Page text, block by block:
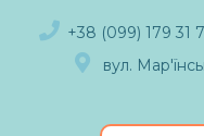
+38 (099) 179 31
вул.